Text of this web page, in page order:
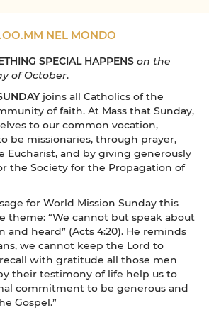
NEL MONDO
SPECIAL HAPPENS on the
of October.
joins all Catholics of the
of faith. At Mass that Sunday,
to our common vocation,
be missionaries, through prayer,
Eucharist, and by giving generously
the Society for the Propagation of
for World Mission Sunday this
theme: “We cannot but speak about
and heard” (Acts 4:20). He reminds
we cannot keep the Lord to
with gratitude all those men
their testimony of life help us to
commitment to be generous and
Gospel.”